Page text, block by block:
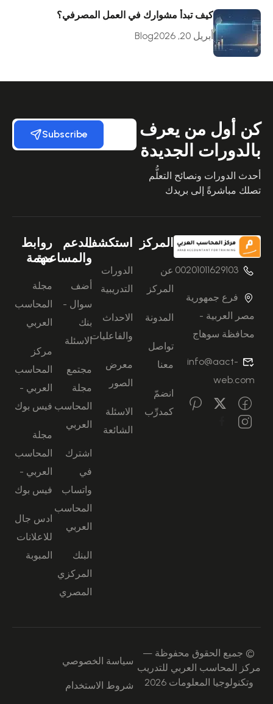
كيف تبدأ مشوارك في العمل المصرفي؟
أبريل 20, 2026
Blog
كن أول من يعرف
بالدورات الجديدة
أحدث الدورات ونصائح التعلُّم
تصلك مباشرةً إلى بريدك
Subscribe
00201011629103
فرع جمهورية
مصر العربية -
محافظة سوهاج
info@aact-
web.com
المركز
عن
المركز
المدونة
تواصل
معنا
انضمّ
كمدرِّب
استكشف
الدورات
التدريبية
الاحداث
والفاعليات
معرض
الصور
الاسئلة
الشائعة
الدعم
والمساعدة
أضف
سوال -
بنك
الاسئلة
مجتمع
مجلة
المحاسب
العربي
اشترك
في
واتساب
المحاسب
العربي
البنك
المركزي
المصري
روابط
مهمة
مجلة
المحاسب
العربي
مركز
المحاسب
العربي -
فيس بوك
مجلة
المحاسب
العربي -
فيس بوك
ادس جال
للاعلانات
المبوبة
© جميع الحقوق محفوظة —
مركز المحاسب العربي للتدريب
وتكنولوجيا المعلومات 2026
سياسة الخصوصي
شروط الاستخدام